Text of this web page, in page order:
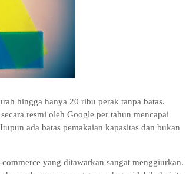
hingga hanya 20 ribu perak tanpa batas.
resmi oleh Google per tahun mencapai
ada batas pemakaian kapasitas dan bukan
yang ditawarkan sangat menggiurkan.